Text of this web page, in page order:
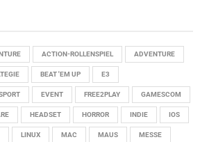
ACTION-ROLLENSPIEL ADVENTURE
BEAT 'EM UP E3
EVENT FREE2PLAY GAMESCOM
HEADSET HORROR INDIE IOS
LINUX MAC MAUS MESSE